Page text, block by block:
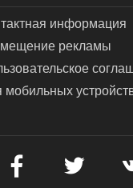
информация
рекламы
мобильных